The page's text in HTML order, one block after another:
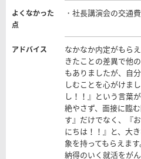
よくなかった
点
・社長講演会の交通
アドバイス
なかなか内定がもら
きたことの差異で他
もありましたが、自
しむことを心がけま
し！！』という言葉
絶やさず、面接に臨
す』だけでなく、『
にちは！！』と、大
象を持ってもらえま
納得のいく就活をが